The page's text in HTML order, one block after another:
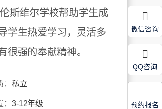
斯维尔学校帮助学生成
学生热爱学习，灵活多
很强的奉献精神。
：私立
：3-12年级
微信咨询
QQ咨询
预约报名